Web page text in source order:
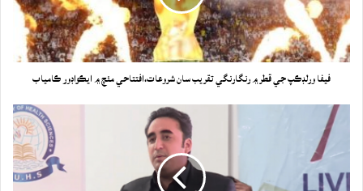
فيفا ورلڊڪپ جي قطر ۾ رنگارنگي تقريب سان شروعات،افتتاحي مئچ ۾ ايڪواڊور ڪامياب